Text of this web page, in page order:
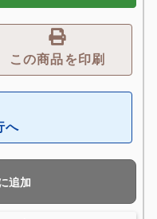
この商品を印刷
へ
追加